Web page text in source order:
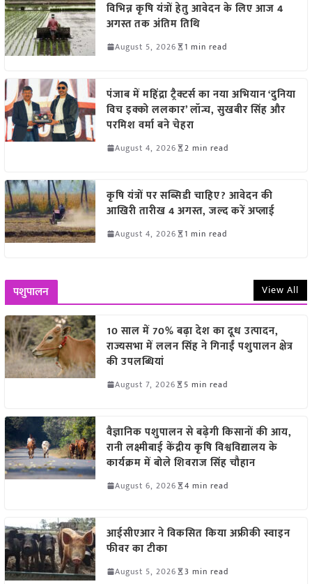
विभिन्न कृषि यंत्रों हेतु आवेदन के लिए आज 4
अगस्त तक अंतिम तिथि
August 5, 2026 1 min read
पंजाब में महिंद्रा ट्रैक्टर्स का नया अभियान ‘दुनिया
विच इक्को ललकार’ लॉन्च, सुखबीर सिंह और
परमिश वर्मा बने चेहरा
August 4, 2026 2 min read
कृषि यंत्रों पर सब्सिडी चाहिए? आवेदन की
आखिरी तारीख 4 अगस्त, जल्द करें अप्लाई
August 4, 2026 1 min read
पशुपालन View All
10 साल में 70% बढ़ा देश का दूध उत्पादन,
राज्यसभा में ललन सिंह ने गिनाईं पशुपालन क्षेत्र
की उपलब्धियां
August 7, 2026 5 min read
वैज्ञानिक पशुपालन से बढ़ेगी किसानों की आय,
रानी लक्ष्मीबाई केंद्रीय कृषि विश्वविद्यालय के
कार्यक्रम में बोले शिवराज सिंह चौहान
August 6, 2026 4 min read
आईसीएआर ने विकसित किया अफ्रीकी स्वाइन
फीवर का टीका
August 5, 2026 3 min read